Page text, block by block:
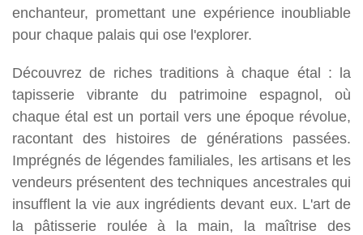
enchanteur, promettant une expérience inoubliable
pour chaque palais qui ose l'explorer.
Découvrez de riches traditions à chaque étal : la
tapisserie vibrante du patrimoine espagnol, où
chaque étal est un portail vers une époque révolue,
racontant des histoires de générations passées.
Imprégnés de légendes familiales, les artisans et les
vendeurs présentent des techniques ancestrales qui
insufflent la vie aux ingrédients devant eux. L'art de
la pâtisserie roulée à la main, la maîtrise des